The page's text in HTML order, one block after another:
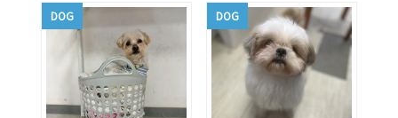
DOG DOG